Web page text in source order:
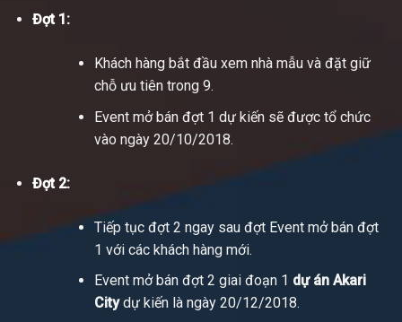
Đợt 1:
Khách hàng bắt đầu xem nhà mẫu và đặt giữ
chỗ ưu tiên trong 9.
Event mở bán đợt 1 dự kiến sẽ được tổ chức
vào ngày 20/10/2018.
Đợt 2:
Tiếp tục đợt 2 ngay sau đợt Event mở bán đợt
1 với các khách hàng mới.
Event mở bán đợt 2 giai đoạn 1 dự án Akari
Citydự kiến là ngày 20/12/2018.